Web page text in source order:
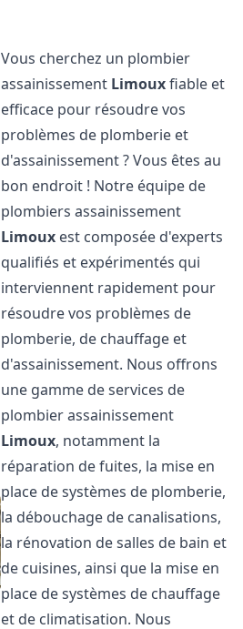
Vous cherchez un plombier
assainissement Limouxfiable et
efficace pour résoudre vos
problèmes de plomberie et
d'assainissement ? Vous êtes au
bon endroit ! Notre équipe de
plombiers assainissement
Limoux est composée d'experts
qualifiés et expérimentés qui
interviennent rapidement pour
résoudre vos problèmes de
plomberie, de chauffage et
d'assainissement. Nous offrons
une gamme de services de
plombier assainissement
Limoux, notamment la
réparation de fuites, la mise en
place de systèmes de plomberie,
la débouchage de canalisations,
la rénovation de salles de bain et
de cuisines, ainsi que la mise en
place de systèmes de chauffage
et de climatisation. Nous